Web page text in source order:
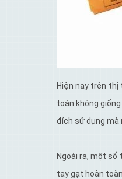
Hiện nay trên
toàn không
đích sử dụng mà
Ngoài ra, một
tay gạt hoàn